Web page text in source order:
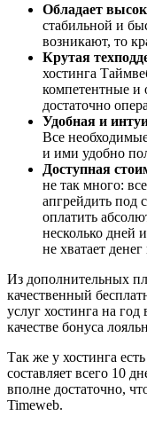
Обладает
стабильной и
возникают, то
Крутая
хостинга
компетентные и
достаточно
Удобная и
Все
и ими удобно
Доступная
не так много:
апгрейдить
оплатить
несколько дней
не хватает
Из дополнительных
качественный
услуг хостинга на
качестве бонуса
Так же у хостинга
составляет всего 10
вполне достаточно,
Timeweb.